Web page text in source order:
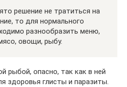
решение не тратиться на
то для нормального
разнообразить меню,
овощи, рыбу.
рыбой, опасно, так как в ней
здоровья глисты и паразиты.